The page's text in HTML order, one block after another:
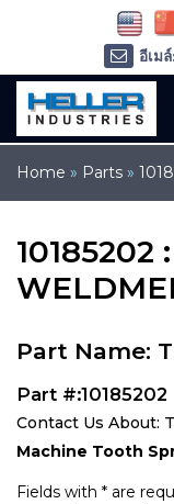
Home » Parts »
10185202
Part Name:
Part #:10185202
Contact Us About:
Machine Tooth
Fields with * are
อีเม
อีเมล์
โทรศั